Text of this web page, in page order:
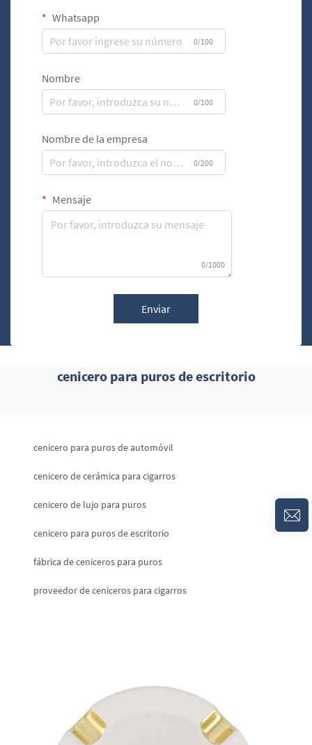
Whatsapp
0/100
Nombre
0/100
Nombre de la empresa
0/200
Mensaje
0/1000
Enviar
cenicero para puros de escritorio
cenicero para puros de automóvil
cenicero de cerámica para cigarros
cenicero de lujo para puros
cenicero para puros de escritorio
fábrica de ceniceros para puros
proveedor de ceniceros para cigarros